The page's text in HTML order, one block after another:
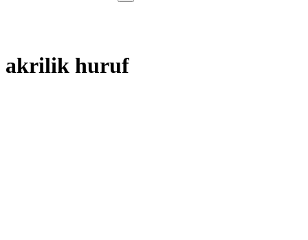
akrilik huruf